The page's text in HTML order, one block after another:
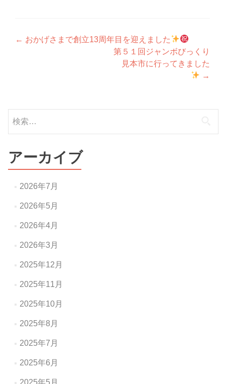
投
ゲ
ー
ョ
ン
← おかげさまで創立13周年目を迎えました
第５１回ジャンボびっくり
見本市に行ってきました
→
索:
アーカイブ
2026年7月
2026年5月
2026年4月
2026年3月
2025年12月
2025年11月
2025年10月
2025年8月
2025年7月
2025年6月
2025年5月